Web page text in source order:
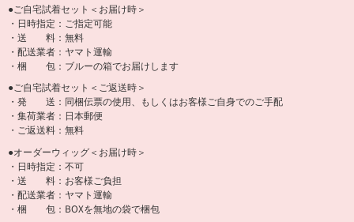
●ご自宅試着セット＜お届け時＞
・日時指定：ご指定可能
・送 料：無料
・配送業者：ヤマト運輸
・梱 包：ブルーの箱でお届けします
●ご自宅試着セット＜ご返送時＞
・発 送：同梱伝票の使用、もしくはお客様ご自身でのご手配
・集荷業者：日本郵便
・ご返送料：無料
●オーダーウィッグ＜お届け時＞
・日時指定：不可
・送 料：お客様ご負担
・配送業者：ヤマト運輸
・梱 包：BOXを無地の袋で梱包